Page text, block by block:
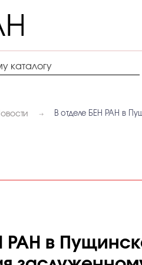
В отделе БЕН РАН в
РАН в